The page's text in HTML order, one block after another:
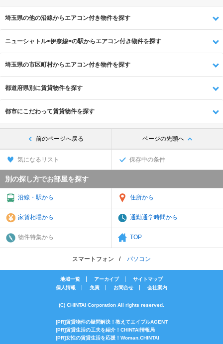
埼玉県の他の沿線からエアコン付き物件を探す
ニューシャトル<伊奈線>の駅からエアコン付き物件を探す
埼玉県の市区町村からエアコン付き物件を探す
都道府県別に賃貸物件を探す
都市にこだわって賃貸物件を探す
前のページへ戻る ページの先頭へ
気になるリスト 保存中の条件
別の探し方でお部屋を探す
沿線・駅から 住所から
家賃相場から 通勤通学時間から
物件特集から TOP
スマートフォン パソコン
地域一覧 アーカイブ
サイトマップ
個人情報
免責 お問合せ 会社案内
(C) CHINTAI Corporation All rights reserved.
[PR]賃貸物件の疑問解決！教えてエイブルAGENT
[PR]賃貸生活の工夫を紹介！CHINTAI情報局
[PR]女性の賃貸生活を応援！Woman.CHINTAI